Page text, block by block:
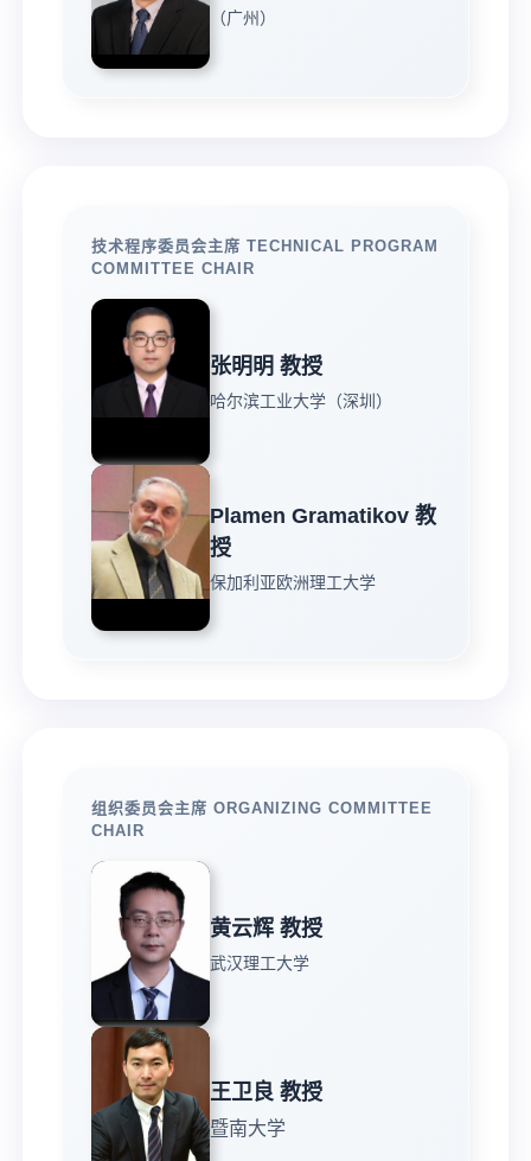
（广州）
技术程序委员会主席 TECHNICAL PROGRAM
COMMITTEE CHAIR
张明明 教授
哈尔滨工业大学（深圳）
Plamen Gramatikov 教
授
保加利亚欧洲理工大学
组织委员会主席 ORGANIZING COMMITTEE
CHAIR
黄云辉 教授
武汉理工大学
王卫良 教授
暨南大学